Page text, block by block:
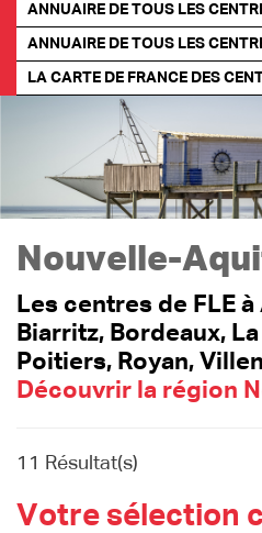
ANNUAIRE DE TOUS LES
ANNUAIRE DE TOUS LES
LA CARTE DE FRANCE DES
Nouvelle-
Les centres de FLE
Biarritz, Bordeaux,
Poitiers, Royan,
Découvrir la région
11 Résultat(s)
Votre sélection